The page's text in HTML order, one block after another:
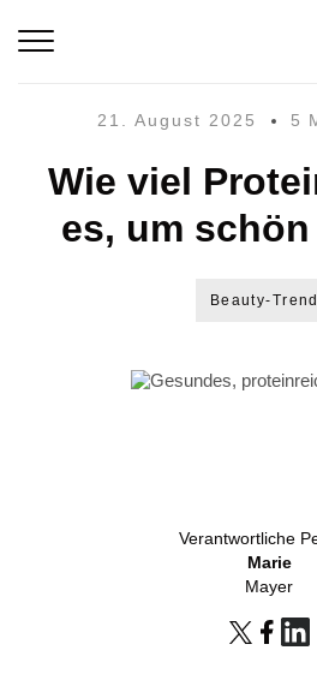
21. August 2025 5
Wie viel
es, um
Beauty-
Verantwortliche
Marie
Mayer